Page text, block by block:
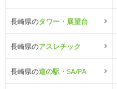
長崎県のタワー・展望台
長崎県のアスレチック
長崎県の道の駅・SA/PA